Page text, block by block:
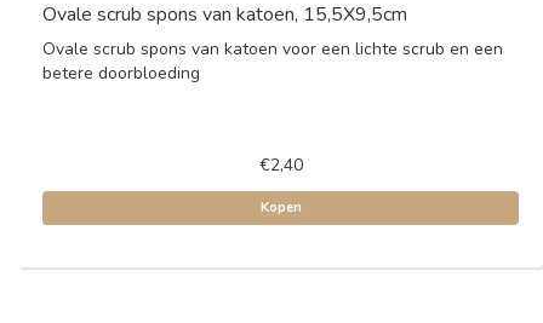
Ovale scrub spons van katoen, 15,5X9,5cm
Ovale scrub spons van katoen voor een lichte scrub en een
betere doorbloeding
€2,40
Kopen